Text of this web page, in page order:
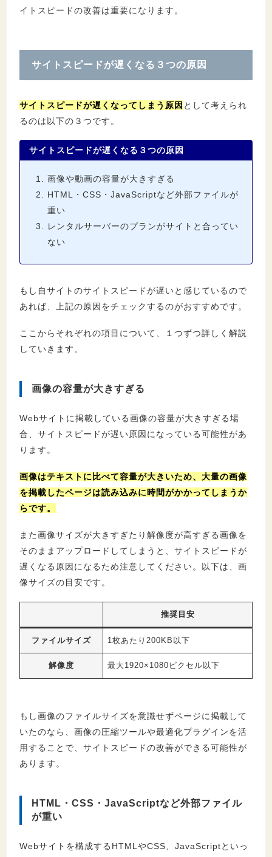
イトスピードの改善は重要になります。
サイトスピードが遅くなる３つの原因
サイトスピードが遅くなってしまう原因 として考えられ
るのは以下の３つです。
サイトスピードが遅くなる３つの原因
画像や動画の容量が大きすぎる
HTML・CSS・JavaScriptなど外部ファイルが
重い
レンタルサーバーのプランがサイトと合ってい
ない
もし自サイトのサイトスピードが遅いと感じているので
あれば、上記の原因をチェックするのがおすすめです。
ここからそれぞれの項目について、１つずつ詳しく解説
していきます。
画像の容量が大きすぎる
Webサイトに掲載している画像の容量が大きすぎる場
合、サイトスピードが遅い原因になっている可能性があ
ります。
画像はテキストに比べて容量が大きいため、大量の画像
を掲載したページは読み込みに時間がかかってしまうか
らです。
また画像サイズが大きすぎたり解像度が高すぎる画像を
そのままアップロードしてしまうと、サイトスピードが
遅くなる原因になるため注意してください。以下は、画
像サイズの目安です。
推奨目安
ファイルサイズ 1枚あたり200KB以下
解像度 最大1920×1080ピクセル以下
もし画像のファイルサイズを意識せずページに掲載して
いたのなら、画像の圧縮ツールや最適化プラグインを活
用することで、サイトスピードの改善ができる可能性が
あります。
HTML・CSS・JavaScriptなど外部ファイル
が重い
Webサイトを構成するHTMLやCSS、JavaScriptといっ